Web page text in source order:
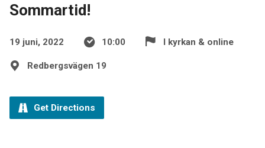
Sommartid!
19 juni, 2022 10:00 I kyrkan & online
Redbergsvägen 19
Get Directions